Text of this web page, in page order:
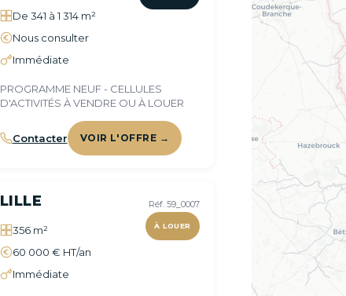
De 341 à 1 314 m²
Nous consulter
Immédiate
PROGRAMME NEUF - CELLULES
D'ACTIVITÉS À VENDRE OU À LOUER
Contacter VOIR L'OFFRE →
Réf. 59_0007
À LOUER
LILLE
356 m²
60 000 € HT/an
Immédiate